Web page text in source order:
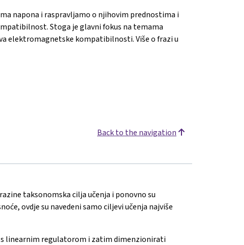
napona i raspravljamo o njihovim prednostima i
Stoga je glavni fokus na temama
elektromagnetske kompatibilnosti. Više o frazi u
Back to the navigation
taksonomska cilja učenja i ponovno su
ovdje su navedeni samo ciljevi učenja najviše
linearnim regulatorom i zatim dimenzionirati